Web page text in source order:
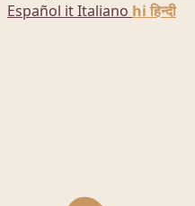
Español itItaliano hi हिन्दी